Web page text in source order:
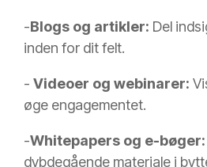
-Blogs og artikler: Del
inden for dit felt.
- Videoer og webinarer:
øge engagementet.
-Whitepapers og e-bøger:
dybdegående materiale i